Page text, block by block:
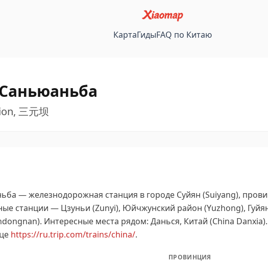
КартаГидыFAQ по Китаю
三元坝
— железнодорожная станция в городе Суйян (Suiyang),
станции — Цзуньи (Zunyi), Юйчжунский район (Yuzhong),
Интересные места рядом: Данься, Китай (China Danxia).
https://ru.trip.com/trains/china/.
ПРОВИНЦИЯ